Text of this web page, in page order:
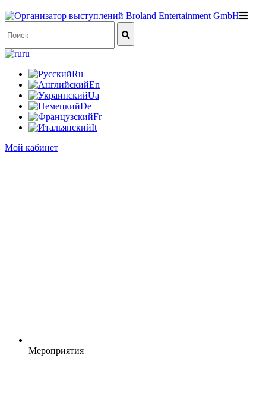
ru
Ru
En
Ua
De
Fr
It
Мой кабинет
Мероприятия